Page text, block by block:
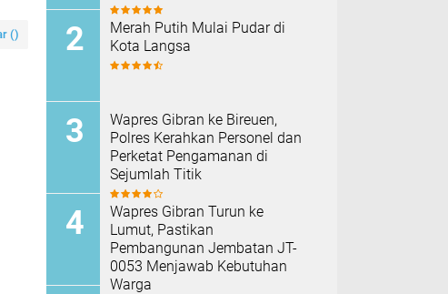
()
Merah Putih Mulai Pudar di
Kota Langsa
Wapres Gibran ke Bireuen,
Polres Kerahkan Personel dan
Perketat Pengamanan di
Sejumlah Titik
Wapres Gibran Turun ke
Lumut, Pastikan
Pembangunan Jembatan JT-
0053 Menjawab Kebutuhan
Warga